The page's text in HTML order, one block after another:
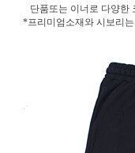
단품또는 이너로 다양한
*프리미엄소재와 시보리